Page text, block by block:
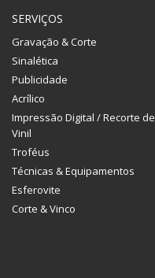
SERVIÇOS
Gravação & Corte
Sinalética
Publicidade
Acrílico
Impressão Digital / Recorte de
Vinil
Troféus
Técnicas & Equipamentos
Esferovite
Corte & Vinco